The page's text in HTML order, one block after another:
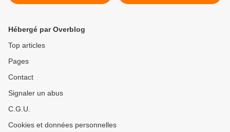
Hébergé par Overblog
Top articles
Pages
Contact
Signaler un abus
C.G.U.
Cookies et données personnelles